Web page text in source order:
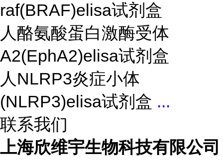
raf(BRAF)elisa试剂盒
人酪氨酸蛋白激酶受体
A2(EphA2)elisa试剂盒
人NLRP3炎症小体
(NLRP3)elisa试剂盒 ...
联系我们
上海欣维宇生物科技有限公司